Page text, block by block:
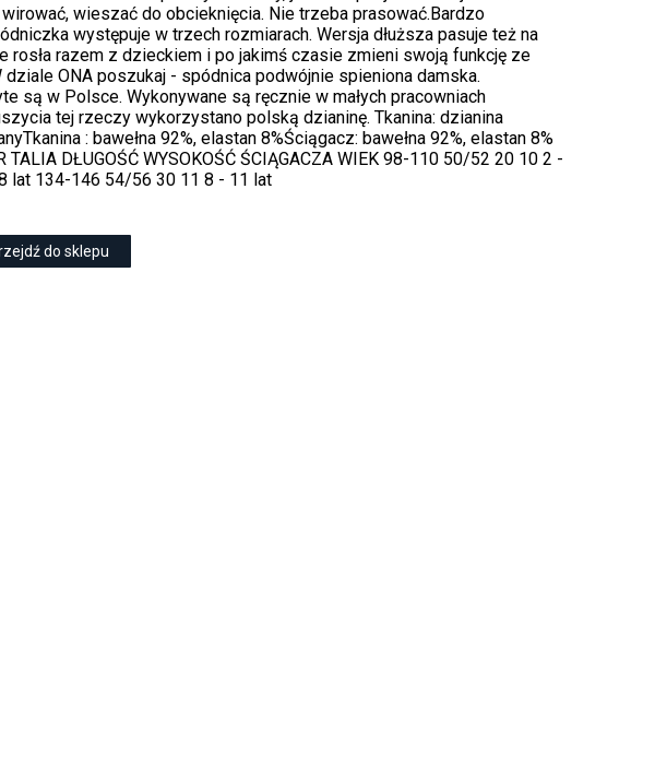
wieszać do obcieknięcia. Nie trzeba prasować.Bardzo
występuje w trzech rozmiarach. Wersja dłuższa pasuje też na
razem z dzieckiem i po jakimś czasie zmieni swoją funkcję ze
dziale ONA poszukaj - spódnica podwójnie spieniona damska.
są w Polsce. Wykonywane są ręcznie w małych pracowniach
tej rzeczy wykorzystano polską dzianinę. Tkanina: dzianina
: bawełna 92%, elastan 8%Ściągacz: bawełna 92%, elastan 8%
DŁUGOŚĆ WYSOKOŚĆ ŚCIĄGACZA WIEK 98-110 50/52 20 10 2 -
lat 134-146 54/56 30 11 8 - 11 lat
do sklepu